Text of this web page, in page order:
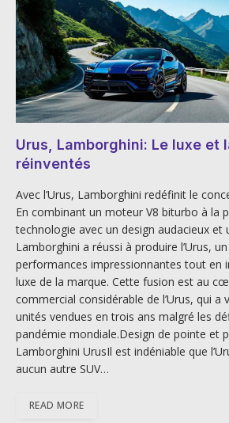
Urus, Lamborghini: Le luxe et
réinventés
Avec l’Urus, Lamborghini redéfinit le
En combinant un moteur V8 biturbo à la
technologie avec un design audacieux et
Lamborghini a réussi à produire l’Urus,
performances impressionnantes tout en
luxe de la marque. Cette fusion est au
commercial considérable de l’Urus, qui a
unités vendues en trois ans malgré les
pandémie mondiale.Design de pointe et
Lamborghini UrusIl est indéniable que
aucun autre SUV…
READ MORE